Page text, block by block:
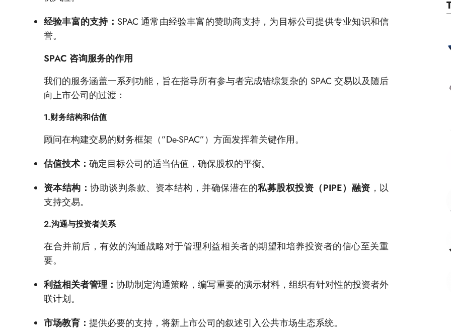
经验丰富的支持： SPAC 通常由经验丰富的赞助商支持，为目标公司提供专业知识和信
誉。
SPAC 咨询服务的作用
我们的服务涵盖一系列功能，旨在指导所有参与者完成错综复杂的 SPAC 交易以及随后
向上市公司的过渡：
1.财务结构和估值
顾问在构建交易的财务框架（”De-SPAC”）方面发挥着关键作用。
估值技术： 确定目标公司的适当估值，确保股权的平衡。
资本结构：协助谈判条款、资本结构，并确保潜在的私募股权投资（PIPE）融资 ，以
支持交易。
2.沟通与投资者关系
在合并前后，有效的沟通战略对于管理利益相关者的期望和培养投资者的信心至关重
要。
利益相关者管理：协助制定沟通策略，编写重要的演示材料，组织有针对性的投资者外
联计划。
市场教育： 提供必要的支持，将新上市公司的叙述引入公共市场生态系统。